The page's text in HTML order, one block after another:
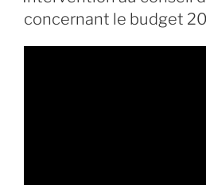
concernant le budget